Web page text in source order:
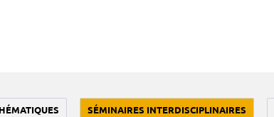
SÉMINAIRES INTERDISCIPLINAIRES